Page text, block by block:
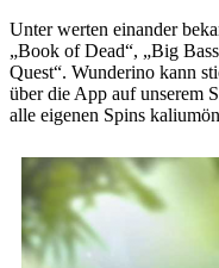
Unter werten einander
„Book of Dead“, „Big
Quest“. Wunderino kann
über die App auf unserem
alle eigenen Spins